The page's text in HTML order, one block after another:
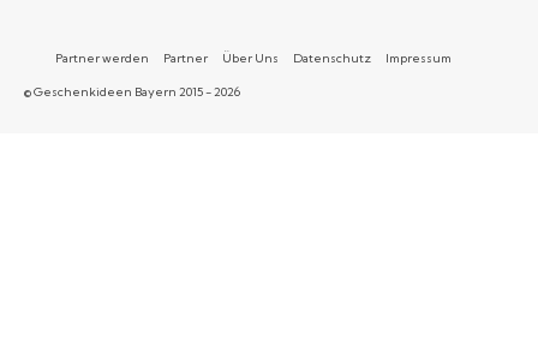
Partner werden Partner Über Uns Datenschutz Impressum
© Geschenkideen Bayern 2015 - 2026